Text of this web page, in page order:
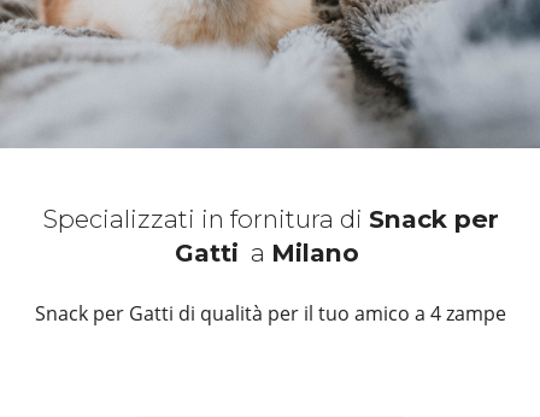
Specializzati in fornitura di Snack per
Gatti a Milano
Snack per Gatti di qualità per il tuo amico a 4 zampe